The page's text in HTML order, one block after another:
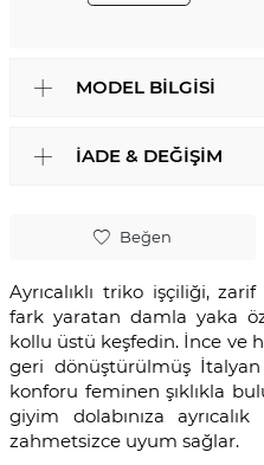
Beğen
Ayrıcalıklı triko işçiliği,
fark yaratan damla yaka
kollu üstü keşfedin. İnce ve
geri dönüştürülmüş
konforu feminen şıklıkla
giyim dolabınıza
zahmetsizce uyum sağlar.
MODEL BILGISI
İADE & DEĞIŞIM